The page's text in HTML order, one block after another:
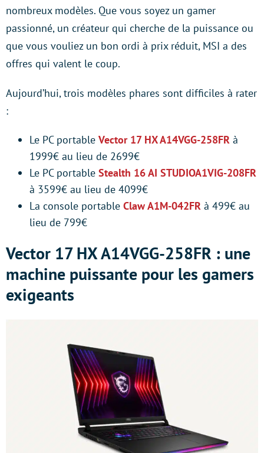
nombreux modèles. Que vous soyez un gamer
passionné, un créateur qui cherche de la puissance ou
que vous vouliez un bon ordi à prix réduit, MSI a des
offres qui valent le coup.
Aujourd’hui, trois modèles phares sont difficiles à rater
:
Le PC portable Vector 17 HX A14VGG-258FR à
1999€ au lieu de 2699€
Le PC portable Stealth 16 AI STUDIOA1VIG-208FR
à 3599€ au lieu de 4099€
La console portable Claw A1M-042FR à 499€ au
lieu de 799€
Vector 17 HX A14VGG-258FR : une
machine puissante pour les gamers
exigeants